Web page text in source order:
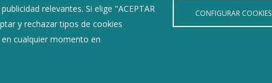
relevantes. Si elige "ACEPTAR
y rechazar tipos de cookies
cualquier momento en
CONFIGURAR COOKIES
Teléfonos de interés